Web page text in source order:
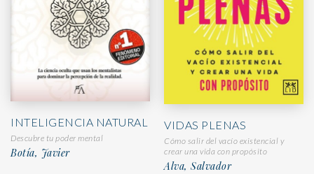
INTELIGENCIA NATURAL
Descubre tu poder mental
Botía, Javier
VIDAS PLENAS
Cómo salir del vacío existencial y
crear una vida con propósito
Alva, Salvador